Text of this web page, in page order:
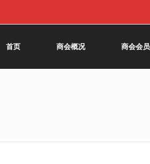
首页 商会概况 商会会员